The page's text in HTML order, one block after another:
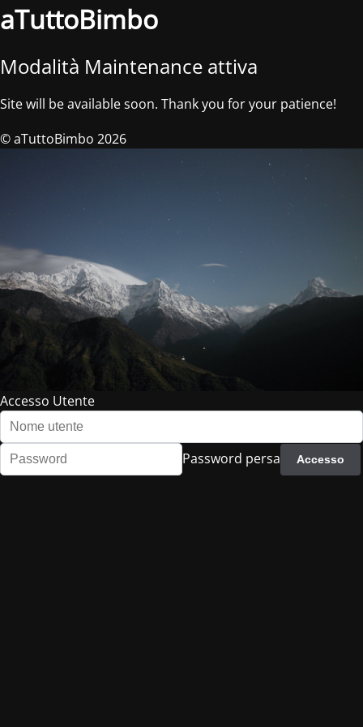
aTuttoBimbo
Modalità Maintenance attiva
Site will be available soon. Thank you for your patience!
© aTuttoBimbo 2026
Accesso Utente
Password persa